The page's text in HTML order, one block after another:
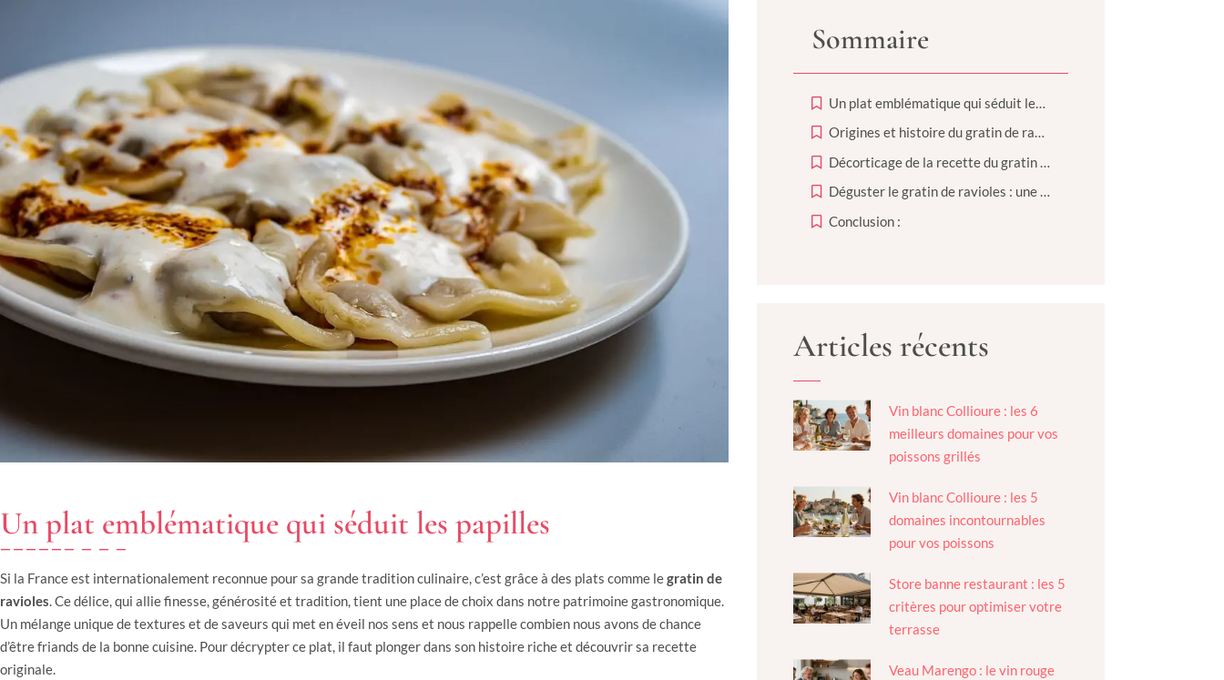
Un plat emblématique qui séduit les papilles
Si la France est internationalement reconnue pour sa grande tradition culinaire, c’est grâce à des plats comme legratin de
ravioles. Ce délice, qui allie finesse, générosité et tradition, tient une place de choix dans notre patrimoine gastronomique.
Un mélange unique de textures et de saveurs qui met en éveil nos sens et nous rappelle combien nous avons de chance
d’être friands de la bonne cuisine. Pour décrypter ce plat, il faut plonger dans son histoire riche et découvrir sa recette
originale.
Sommaire
Un plat emblématique qui séduit les papilles
Origines et histoire du gratin de ravioles : quand tradition et gourmet se rencontrent
Décorticage de la recette du gratin de ravioles : un savoir-faire ancestral
Déguster le gratin de ravioles : une invitation au voyage dans le terroir français
Conclusion :
Articles récents
Vin blanc Collioure : les 6
meilleurs domaines pour vos
poissons grillés
Vin blanc Collioure : les 5
domaines incontournables
pour vos poissons
Store banne restaurant : les 5
critères pour optimiser votre
terrasse
Veau Marengo : le vin rouge